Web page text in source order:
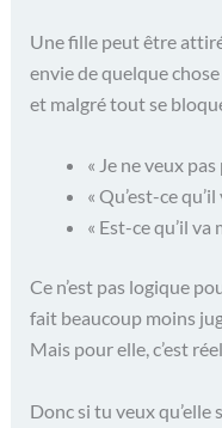
Une fille peut être
envie de quelque chose
et malgré tout se
« Je ne veux
« Qu’est-ce
« Est-ce qu’il
Ce n’est pas logique
fait beaucoup moins
Mais pour elle, c’est
Donc si tu veux